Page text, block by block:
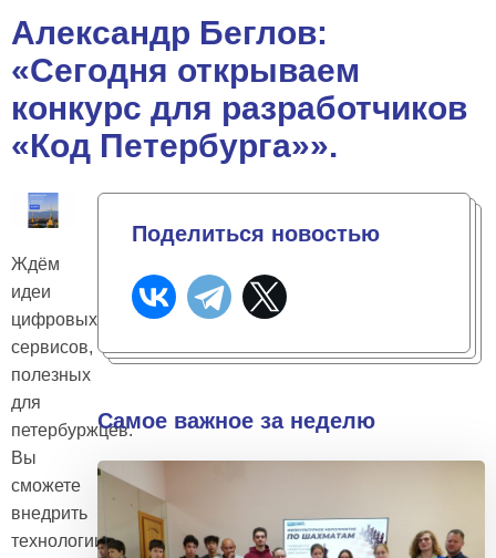
Александр Беглов:
«Сегодня открываем
конкурс для разработчиков
«Код Петербурга»».
Ждём
идеи
цифровых
сервисов,
полезных
для
петербуржцев.
Вы
сможете
внедрить
технологии
Поделиться новостью
Самое важное за неделю